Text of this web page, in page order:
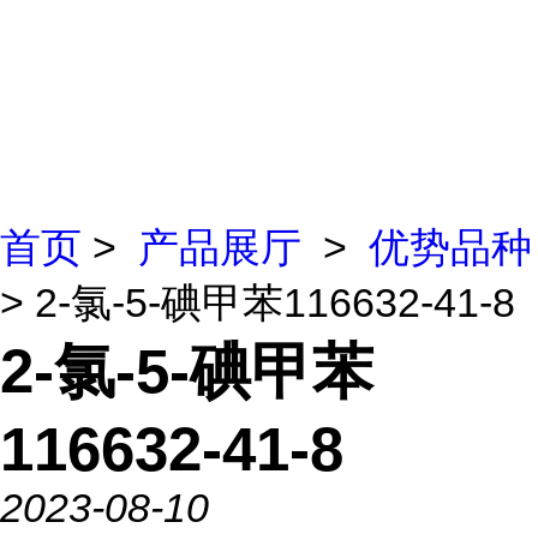
首页 > 产品展厅 > 优势品种
> 2-氯-5-碘甲苯116632-41-8
2-氯-5-碘甲苯
116632-41-8
2023-08-10